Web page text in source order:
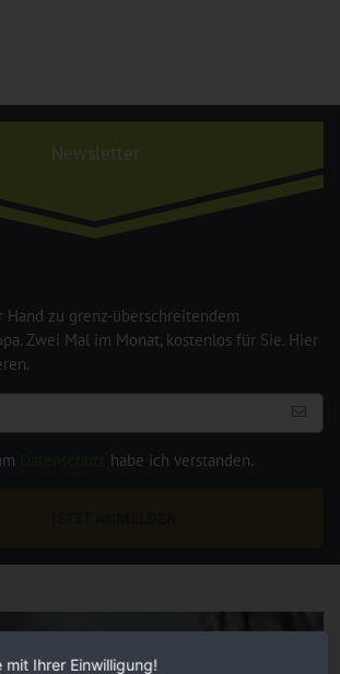
Newsletter
Hand zu grenz-überschreitendem
Zwei Mal im Monat, kostenlos für Sie. Hier
habe ich verstanden.
mit Ihrer Einwilligung!